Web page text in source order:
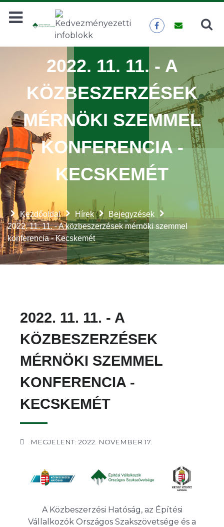
Keresés KERESÉS
Kezdőoldal Hírek
Bejegyzések
2022. 11. 11. - A közbeszerzések mérnöki szemmel
konferencia - Kecskemét
2022. 11. 11. - A
KÖZBESZERZÉSEK
MÉRNÖKI SZEMMEL
KONFERENCIA -
KECSKEMÉT
2022. 11. 11. - A
KÖZBESZERZÉSEK
MÉRNÖKI SZEMMEL
KONFERENCIA -
KECSKEMÉT
MEGJELENT: 2022. NOVEMBER 17.
A Közbeszerzési Hatóság, az Építési
Vállalkozók Országos Szakszövetsége és a